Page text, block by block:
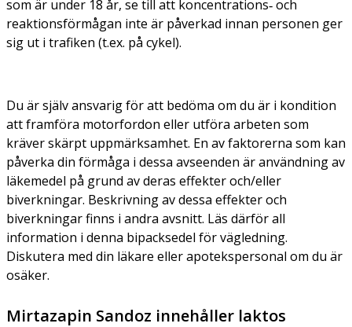
som är under 18 år, se till att koncentrations‑ och
reaktionsförmågan inte är påverkad innan personen ger
sig ut i trafiken (t.ex. på cykel).
Du är själv ansvarig för att bedöma om du är i kondition
att framföra motorfordon eller utföra arbeten som
kräver skärpt uppmärksamhet. En av faktorerna som kan
påverka din förmåga i dessa avseenden är användning av
läkemedel på grund av deras effekter och/eller
biverkningar. Beskrivning av dessa effekter och
biverkningar finns i andra avsnitt. Läs därför all
information i denna bipacksedel för vägledning.
Diskutera med din läkare eller apotekspersonal om du är
osäker.
Mirtazapin Sandoz innehåller laktos